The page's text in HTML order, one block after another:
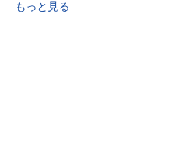
もっと見る